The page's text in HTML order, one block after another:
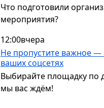
Что подготовили
мероприятия?
12:00вчера
Не пропустите важное
ваших соцсетях
Выбирайте площадку по
мы вас ждём!